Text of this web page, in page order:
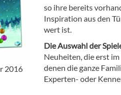
2016
so ihre bereits
Inspiration aus den
wert ist.
Die Auswahl der
Neuheiten, die erst
denen die ganze
Experten- oder